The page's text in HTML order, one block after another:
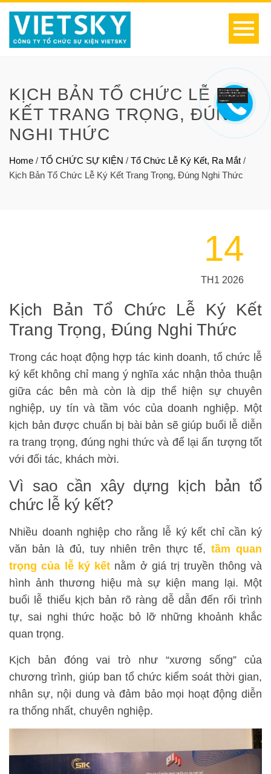
KỊCH BẢN TỔ CHỨC LỄ KÝ
KẾT TRANG TRỌNG, ĐÚNG
NGHI THỨC
Home / TỔ CHỨC SỰ KIỆN / Tổ Chức Lễ Ký Kết, Ra Mắt /
Kịch Bản Tổ Chức Lễ Ký Kết Trang Trọng, Đúng Nghi Thức
14
TH1 2026
Kịch Bản Tổ Chức Lễ Ký Kết
Trang Trọng, Đúng Nghi Thức
Trong các hoạt động hợp tác kinh doanh, tổ chức lễ
ký kết không chỉ mang ý nghĩa xác nhận thỏa thuận
giữa các bên mà còn là dịp thể hiện sự chuyên
nghiệp, uy tín và tầm vóc của doanh nghiệp. Một
kịch bản được chuẩn bị bài bản sẽ giúp buổi lễ diễn
ra trang trọng, đúng nghi thức và để lại ấn tượng tốt
với đối tác, khách mời.
Vì sao cần xây dựng kịch bản tổ
chức lễ ký kết?
Nhiều doanh nghiệp cho rằng lễ ký kết chỉ cần ký
văn bản là đủ, tuy nhiên trên thực tế, tầm quan
trọng của lễ ký kết nằm ở giá trị truyền thông và
hình ảnh thương hiệu mà sự kiện mang lại. Một
buổi lễ thiếu kịch bản rõ ràng dễ dẫn đến rối trình
tự, sai nghi thức hoặc bỏ lỡ những khoảnh khắc
quan trọng.
Kịch bản đóng vai trò như “xương sống” của
chương trình, giúp ban tổ chức kiểm soát thời gian,
nhân sự, nội dung và đảm bảo mọi hoạt động diễn
ra thống nhất, chuyên nghiệp.